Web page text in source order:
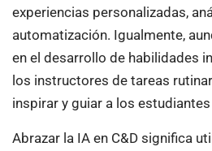
experiencias personalizadas,
automatización. Igualmente,
en el desarrollo de habilidades
los instructores de tareas
inspirar y guiar a los
Abrazar la IA en C&D significa